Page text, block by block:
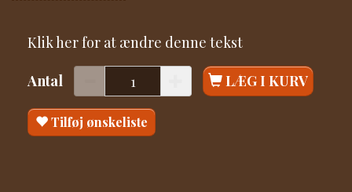
Klik her for at ændre denne tekst
Antal LÆG I KURV
Tilføj ønskeliste